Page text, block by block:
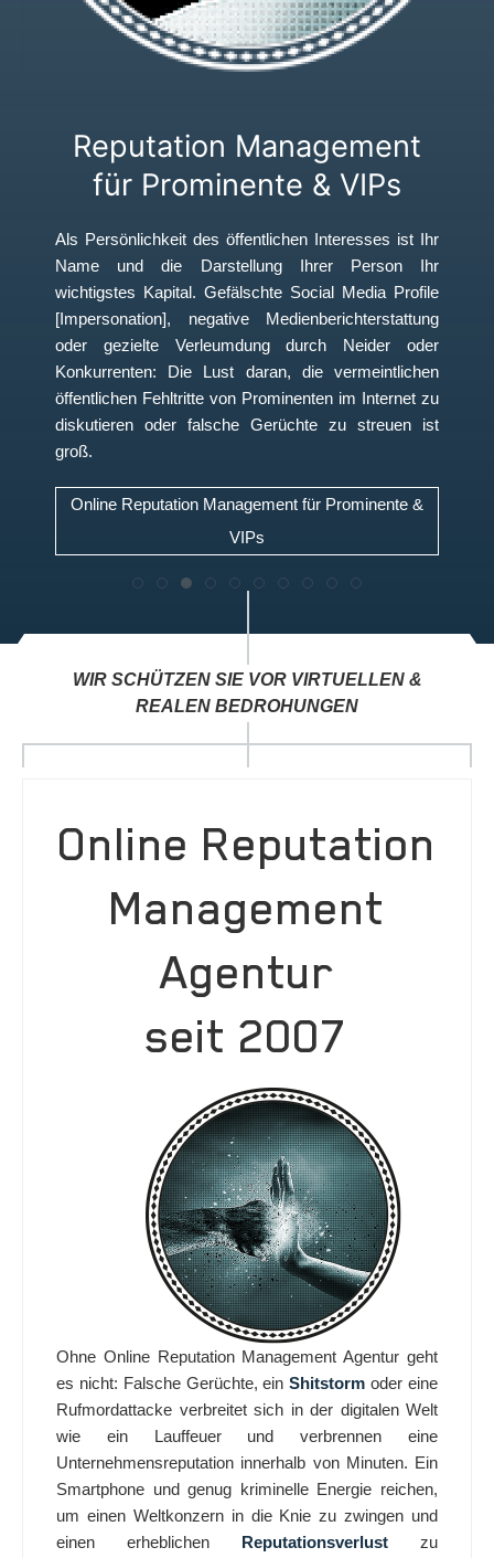
Reputation Management
für Prominente & VIPs
Als Persönlichkeit des öffentlichen Interesses ist Ihr
Name und die Darstellung Ihrer Person Ihr
wichtigstes Kapital. Gefälschte Social Media Profile
[Impersonation], negative Medienberichterstattung
oder gezielte Verleumdung durch Neider oder
Konkurrenten: Die Lust daran, die vermeintlichen
öffentlichen Fehltritte von Prominenten im Internet zu
diskutieren oder falsche Gerüchte zu streuen ist
groß.
Online Reputation Management für Prominente &
VIPs
Personal Reputation Management
Corporate Reputation Management
V.I.P. Reputation Management
Legal Reputation Management
Political Reputation Management
Sports Reputation Management
Brand Reputation
Institution Reputation
Medical Reputation
WIR SCHÜTZEN SIE VOR VIRTUELLEN &
REALEN BEDROHUNGEN
Online Reputation
Management
Agentur
seit 2007
Ohne Online Reputation Management Agentur geht
es nicht: Falsche Gerüchte, einShitstorm oder eine
Rufmordattacke verbreitet sich in der digitalen Welt
wie ein Lauffeuer und verbrennen eine
Unternehmensreputation innerhalb von Minuten. Ein
Smartphone und genug kriminelle Energie reichen,
um einen Weltkonzern in die Knie zu zwingen und
einen erheblichen Reputationsverlust zu